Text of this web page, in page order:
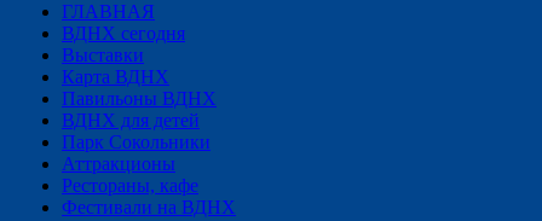
ГЛАВНАЯ
ВДНХ сегодня
Выставки
Карта ВДНХ
Павильоны ВДНХ
ВДНХ для детей
Парк Сокольники
Аттракционы
Рестораны, кафе
Фестивали на ВДНХ